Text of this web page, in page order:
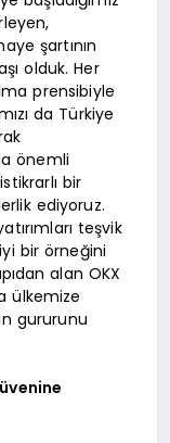
şartının
olduk. Her
prensibiyle
da Türkiye
önemli
bir
ediyoruz.
teşvik
bir örneğini
alan OKX
ülkemize
gururunu